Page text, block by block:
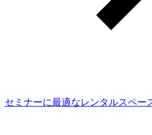
セミナーに最適なレンタルスペー